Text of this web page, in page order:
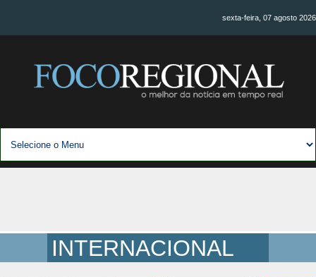
sexta-feira, 07 agosto 2026
INTERNACIONAL